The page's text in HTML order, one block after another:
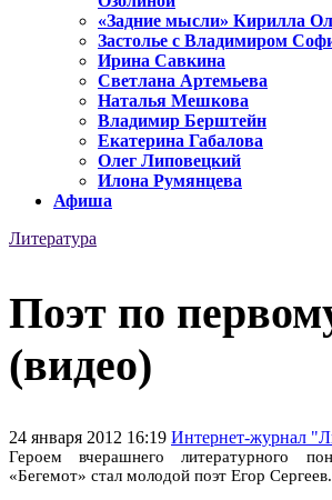
«Задние мысли» Кирилла
Застолье с Владимиром
Ирина Савкина
Светлана Артемьева
Наталья Мешкова
Владимир Берштейн
Екатерина Габалова
Олег Липовецкий
Илона Румянцева
Афиша
Литература
Поэт по
(видео)
24 января 2012 16:19 Интернет-журнал
Героем вчерашнего литературного
«Бегемот» стал молодой поэт Егор Сергеев.